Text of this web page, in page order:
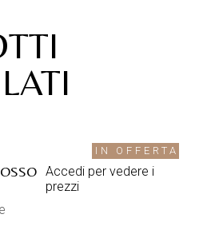
IN OFFERTA
Accedi per vedere i
prezzi